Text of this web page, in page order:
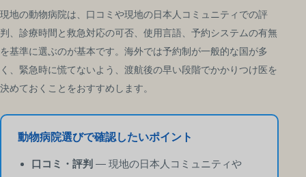
現地の動物病院は、口コミや現地の日本人コミュニティでの評
判、診療時間と救急対応の可否、使用言語、予約システムの有無
を基準に選ぶのが基本です。海外では予約制が一般的な国が多
く、緊急時に慌てないよう、渡航後の早い段階でかかりつけ医を
決めておくことをおすすめします。
動物病院選びで確認したいポイント
口コミ・評判 — 現地の日本人コミュニティや